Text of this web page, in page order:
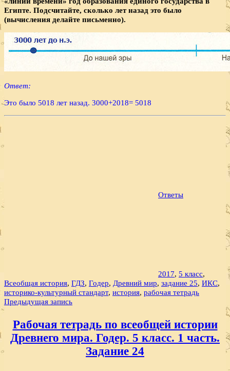
Египте. Подсчитайте, сколько лет назад это было
(вычисления делайте письменно).
Ответ:
Это было 5018 лет назад. 3000+2018= 5018
Ответы
2017, 5 класс,
Всеобщая история, ГДЗ, Годер, Древний мир, задание 25, ИКС,
историко-культурный стандарт, история, рабочая тетрадь
Навигация
записям
Предыдущая запись
Рабочая тетрадь по всеобщей истории
Древнего мира. Годер. 5 класс. 1 часть.
Задание 24